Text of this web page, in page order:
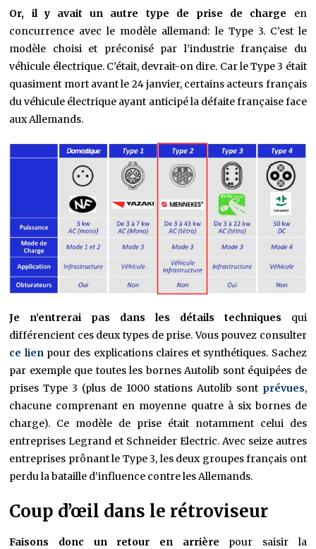
Or, il y avait un autre type de prise de charge en
concurrence avec le modèle allemand: le Type 3. C’est le
modèle choisi et préconisé par l’industrie française du
véhicule électrique. C’était, devrait-on dire. Car le Type 3 était
quasiment mort avant le 24 janvier, certains acteurs français
du véhicule électrique ayant anticipé la défaite française face
aux Allemands.
Je n’entrerai pas dans les détails techniques qui
différencient ces deux types de prise. Vous pouvez consulter
ce lien pour des explications claires et synthétiques. Sachez
par exemple que toutes les bornes Autolib sont équipées de
prises Type 3 (plus de 1000 stations Autolib sont prévues,
chacune comprenant en moyenne quatre à six bornes de
charge). Ce modèle de prise était notamment celui des
entreprises Legrand et Schneider Electric. Avec seize autres
entreprises prônant le Type 3, les deux groupes français ont
perdu la bataille d’influence contre les Allemands.
Coup d’œil dans le rétroviseur
Faisons donc un retour en arrière pour saisir la